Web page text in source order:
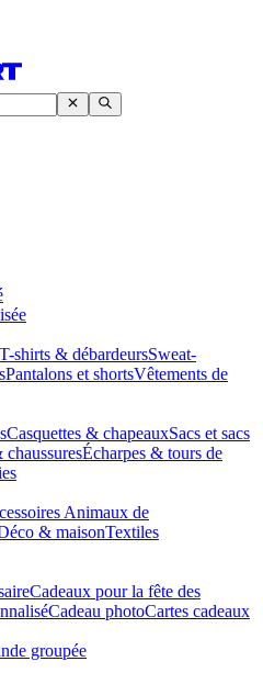
T-shirts & débardeursSweat-
Pantalons et shortsVêtements de
Casquettes & chapeauxSacs et sacs
chaussuresÉcharpes & tours de
Animaux de
& maisonTextiles
Cadeaux pour la fête des
Cadeau photoCartes cadeaux
groupée